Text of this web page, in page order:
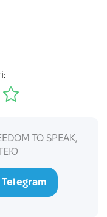
TO SPEAK,
Telegram